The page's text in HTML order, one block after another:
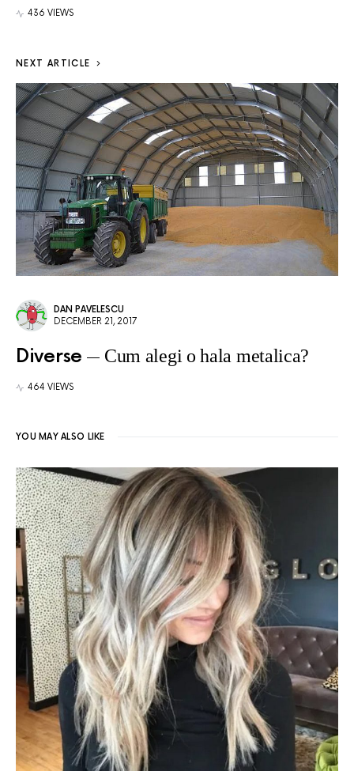
436 VIEWS
NEXT ARTICLE
DAN PAVELESCU
DECEMBER 21, 2017
Diverse Cum alegi o hala metalica?
464 VIEWS
YOU MAY ALSO LIKE